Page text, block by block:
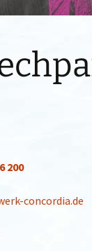
200
concordia.de